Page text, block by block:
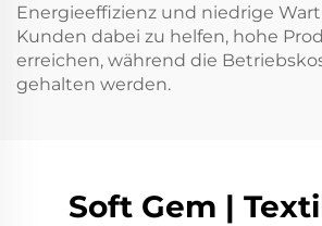
Energieeffizienz und niedrige
Kunden dabei zu helfen, hohe
erreichen, während die
gehalten werden.
Soft Gem |